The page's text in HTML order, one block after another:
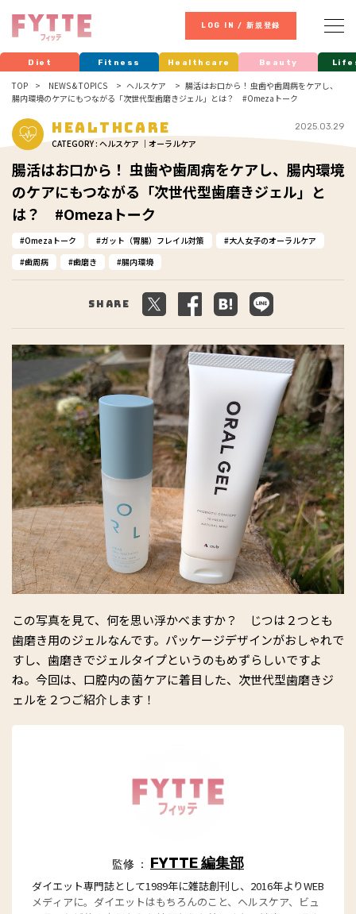
LOG IN / 新規登録
Diet Fitness Healthcare Beauty
TOP NEWS & TOPICS ヘルスケア
腸活はお口から！ 虫歯や歯周病をケアし、
腸内環境のケアにもつながる「次世代型歯磨きジェル」とは？ #Omezaトーク
Healthcare
CATEGORY : ヘルスケア ｜オーラルケア
2025.03.29
腸活はお口から！ 虫歯や歯周病をケアし、腸内環境
のケアにもつながる「次世代型歯磨きジェル」と
は？ #Omezaトーク
Omezaトーク ガット（胃腸）フレイル対策
大人女子のオーラルケア
歯周病
歯磨き 腸内環境
Share
この写真を見て、何を思い浮かべますか？ じつは２つとも
歯磨き用のジェルなんです。パッケージデザインがおしゃれで
すし、歯磨きでジェルタイプというのもめずらしいですよ
ね。今回は、口腔内の菌ケアに着目した、次世代型歯磨きジ
ェルを２つご紹介します！
監修 ： FYTTE 編集部
ダイエット専門誌として1989年に雑誌創刊し、2016年よりWEB
メディアに。ダイエットはもちろんのこと、ヘルスケア、ビュ